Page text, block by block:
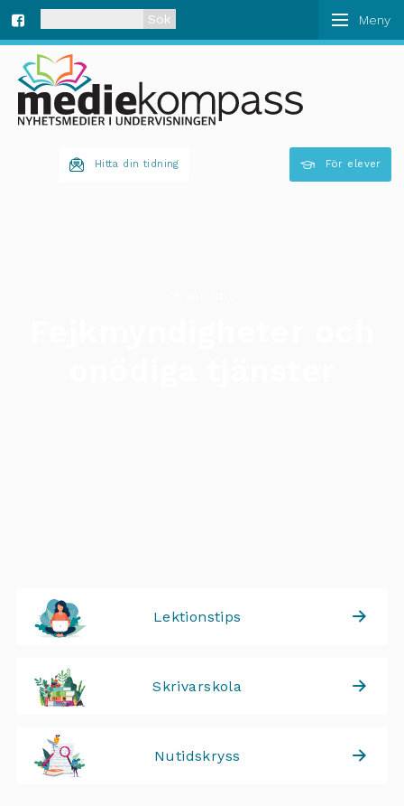
ce
När automatisk komplettering av resultat är
Hitta din tidning För elever
Lektionstips
Skrivarskola
Nutidskryss